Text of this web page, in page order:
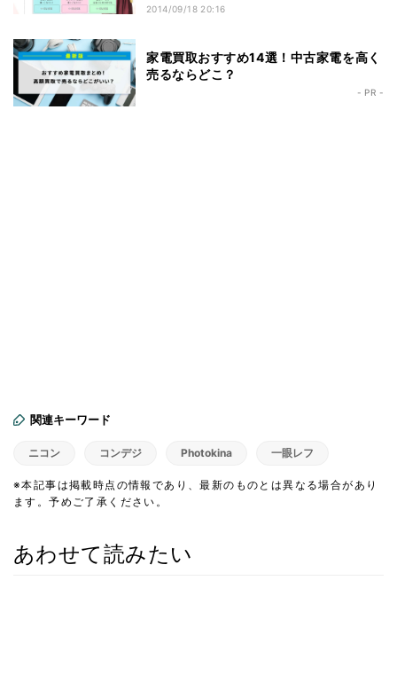
2014/09/18 20:16
家電買取おすすめ14選！中古家電を高く
売るならどこ？
- PR -
関連キーワード
ニコン コンデジ Photokina 一眼レフ
※本記事は掲載時点の情報であり、最新のものとは異なる場合があり
ます。予めご了承ください。
あわせて読みたい